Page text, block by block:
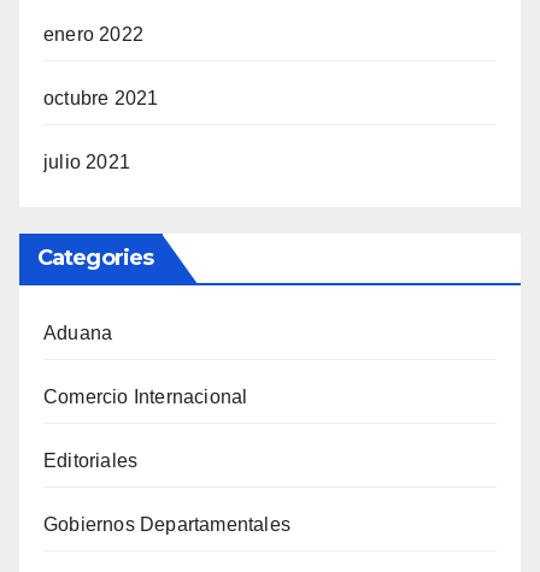
enero 2022
octubre 2021
julio 2021
Categories
Aduana
Comercio Internacional
Editoriales
Gobiernos Departamentales